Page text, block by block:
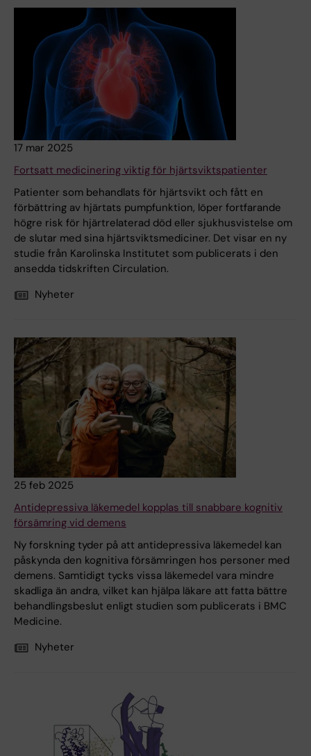
17 mar 2025
Fortsatt medicinering viktig för hjärtsviktspatienter
Patienter som behandlats för hjärtsvikt och fått en
förbättring av hjärtats pumpfunktion, löper fortfarande
högre risk för hjärtrelaterad död eller sjukhusvistelse om
de slutar med sina hjärtsviktsmediciner. Det visar en ny
studie från Karolinska Institutet som publicerats i den
ansedda tidskriften Circulation.
Nyheter
25 feb 2025
Antidepressiva läkemedel kopplas till snabbare kognitiv
försämring vid demens
Ny forskning tyder på att antidepressiva läkemedel kan
påskynda den kognitiva försämringen hos personer med
demens. Samtidigt tycks vissa läkemedel vara mindre
skadliga än andra, vilket kan hjälpa läkare att fatta bättre
behandlingsbeslut enligt studien som publicerats i BMC
Medicine.
Nyheter